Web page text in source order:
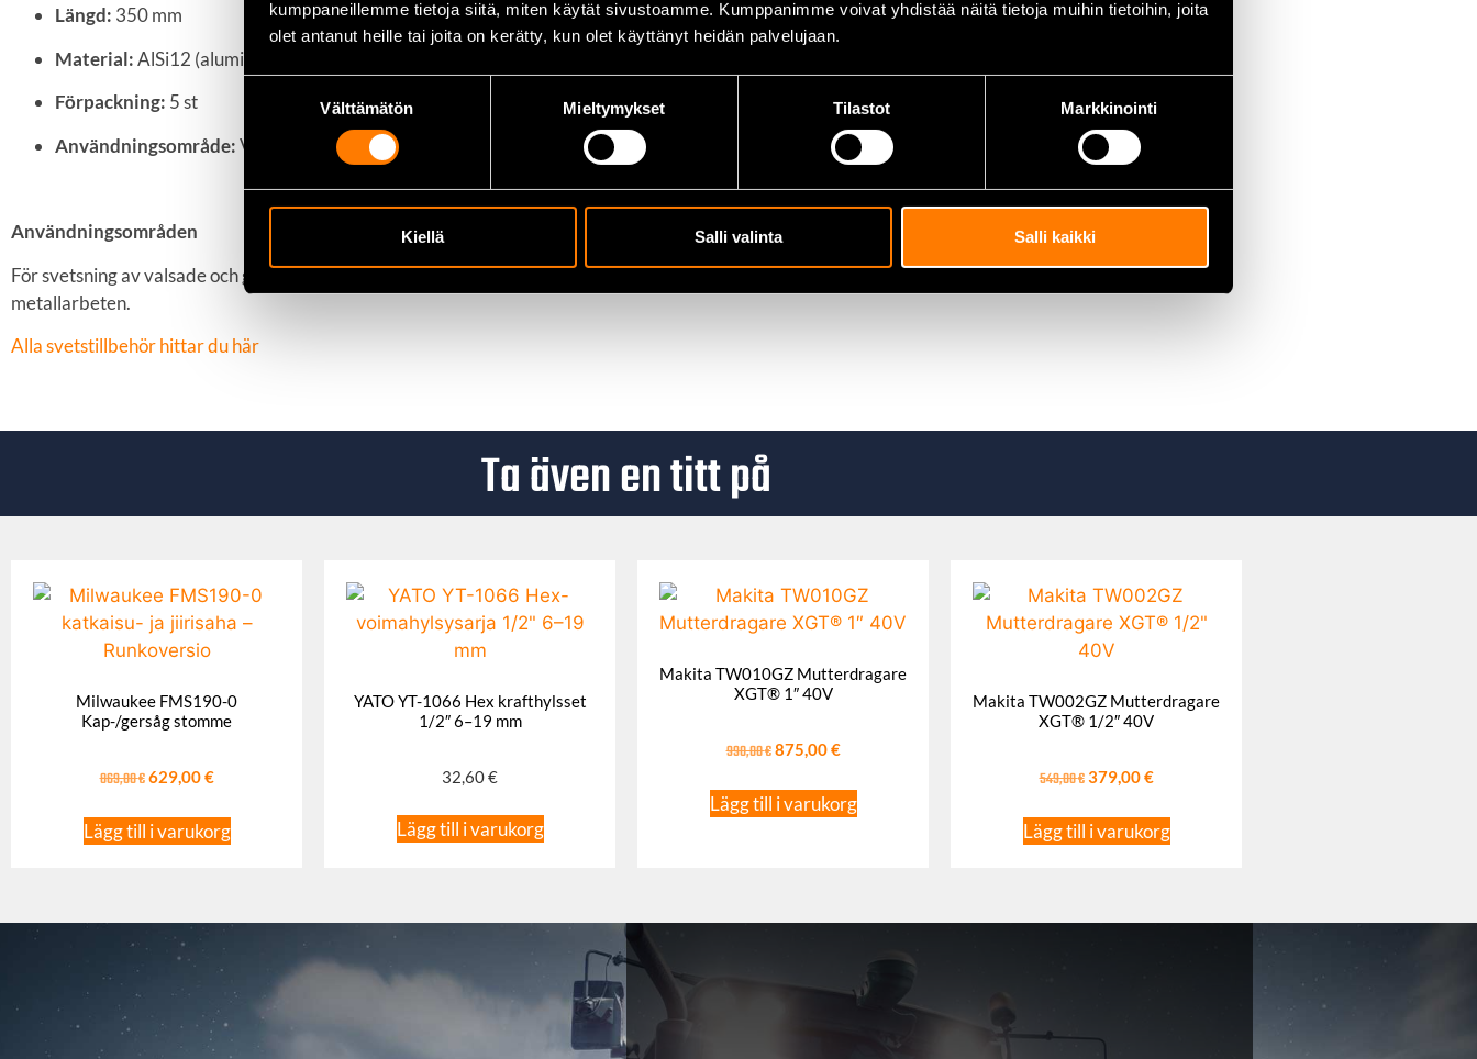
kumppaneillemme tietoja siitä, miten käytät sivustoamme. Kumppanimme voivat yhdistää näitä tietoja muihin tietoihin, joita
olet antanut heille tai joita on kerätty, kun olet käyttänyt heidän palvelujaan.
Välttämätön Mieltymykset Tilastot Markkinointi
Kiellä Salli valinta Salli kaikki
Längd: 350 mm
Material:AlSi12 (aluminium–kisel-legering)
Förpackning: 5 st
Användningsområde:Valsade och gjutna aluminiumlegeringar
Användningsområden
För svetsning av valsade och gjutna aluminiumlegeringar samt för reparation av aluminiumkomponenter såsom motorblock, ramkonstruktioner och andra
metallarbeten.
Alla svets­tillbehör hittar du här
Ta även en titt på
Milwaukee FMS190-0
Kap-/gersåg stomme
869,00€ 629,00€
Lägg till i varukorg
YATO YT-1066 Hex krafthylsset
1/2″ 6–19 mm
32,60€
Lägg till i varukorg
Makita TW010GZ Mutterdragare
XGT® 1″ 40V
990,00€ 875,00€
Lägg till i varukorg
Makita TW002GZ Mutterdragare
XGT® 1/2″ 40V
549,00€ 379,00€
Lägg till i varukorg